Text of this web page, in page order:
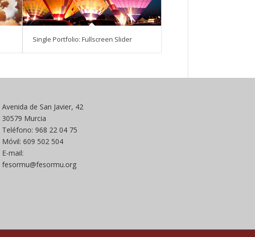
Single Portfolio: Fullscreen Slider
Avenida de San Javier, 42
30579 Murcia
Teléfono: 968 22 04 75
Móvil: 609 502 504
E-mail:
fesormu@fesormu.org